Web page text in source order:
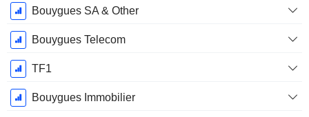
Bouygues SA & Other
Bouygues Telecom
TF1
Bouygues Immobilier